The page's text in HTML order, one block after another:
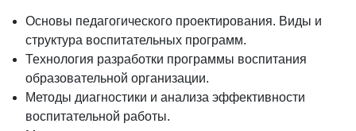
Основы педагогического проектирования. Виды и
структура воспитательных программ.
Технология разработки программы воспитания
образовательной организации.
Методы диагностики и анализа эффективности
воспитательной работы.